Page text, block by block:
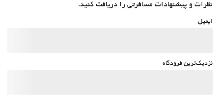
نظرات و پیشنهادات مسافرتی را دریافت کنید.
ایمیل
نزدیک‌ترین فرودگاه